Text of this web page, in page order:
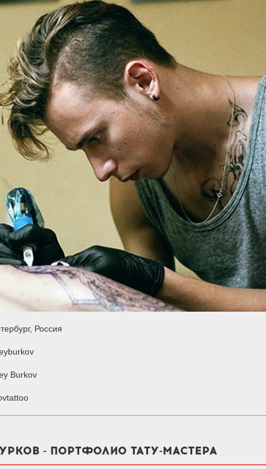
Россия
Burkov
- ПОРТФОЛИО ТАТУ-МАСТЕРА